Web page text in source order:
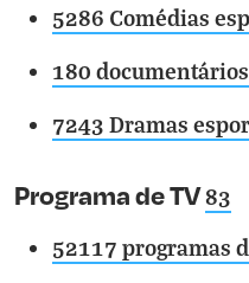
5286 Comédias
180
7243 Dramas
Programa de TV83
52117 programas